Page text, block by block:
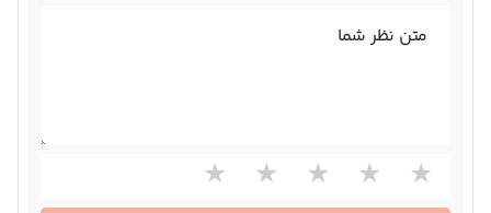
متن نظر شما